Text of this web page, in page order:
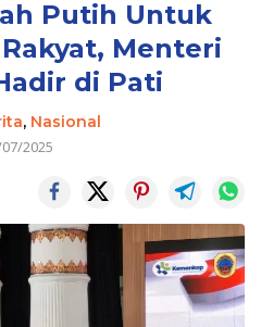
Putih Untuk
Menteri
di Pati
, Nasional
2025